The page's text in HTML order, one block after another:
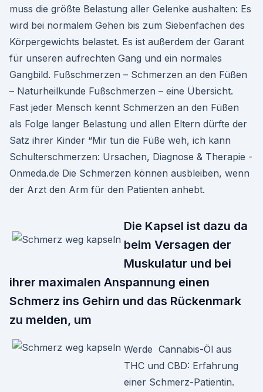
muss die größte Belastung aller Gelenke aushalten: Es
wird bei normalem Gehen bis zum Siebenfachen des
Körpergewichts belastet. Es ist außerdem der Garant
für unseren aufrechten Gang und ein normales
Gangbild. Fußschmerzen – Schmerzen an den Füßen
– Naturheilkunde Fußschmerzen – eine Übersicht.
Fast jeder Mensch kennt Schmerzen an den Füßen
als Folge langer Belastung und allen Eltern dürfte der
Satz ihrer Kinder “Mir tun die Füße weh, ich kann
Schulterschmerzen: Ursachen, Diagnose & Therapie -
Onmeda.de Die Schmerzen können ausbleiben, wenn
der Arzt den Arm für den Patienten anhebt.
Die Kapsel ist dazu da
beim Versagen der
Muskulatur und bei
ihrer maximalen Anspannung einen
Schmerz ins Gehirn und das Rückenmark
zu melden, um
Werde Cannabis-Öl aus
THC und CBD: Erfahrung
einer Schmerz-Patientin.